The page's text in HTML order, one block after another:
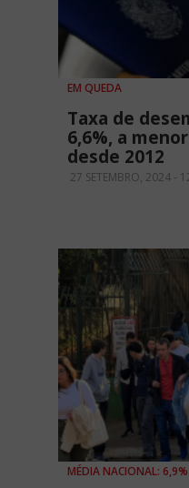
EM QUEDA
Taxa de
6,6%, a
desde 2012
27 SETEMBRO, 2024 -
MÉDIA NACIONAL: 6,9%